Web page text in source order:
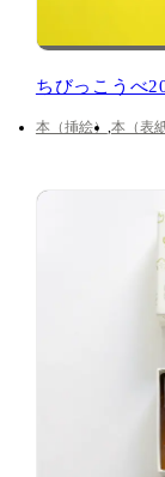
ちびっこうべ
本（挿絵） 本（表紙